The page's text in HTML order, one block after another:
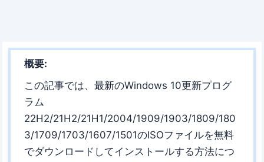
概要:
この記事では、最新のWindows 10更新プログ
ラム
22H2/21H2/21H1/2004/1909/1903/1809/180
3/1709/1703/1607/1501のISOファイルを無料
でダウンロードしてインストールする方法につ